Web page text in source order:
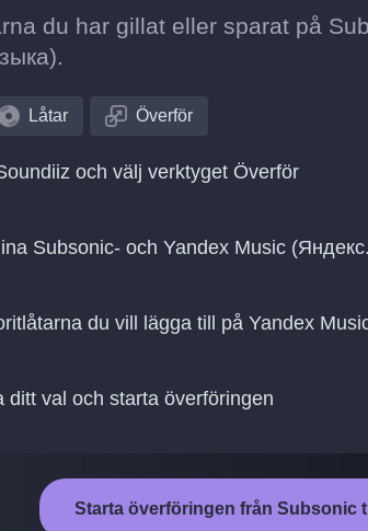
du har gillat eller sparat på
Låtar Överför
och välj verktyget Överför
Subsonic- och Yandex Music
du vill lägga till på Yandex
ditt val och starta överföringen
Starta överföringen från Subsonic